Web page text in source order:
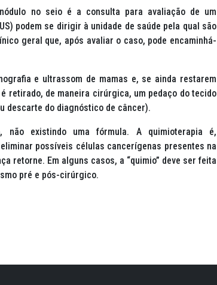
no seio é a consulta para avaliação de um
podem se dirigir à unidade de saúde pela qual são
geral que, após avaliar o caso, pode encaminhá-
e ultrassom de mamas e, se ainda restarem
retirado, de maneira cirúrgica, um pedaço do tecido
descarte do diagnóstico de câncer).
não existindo uma fórmula. A quimioterapia é,
possíveis células cancerígenas presentes na
retorne. Em alguns casos, a “quimio” deve ser feita
pré e pós-cirúrgico.